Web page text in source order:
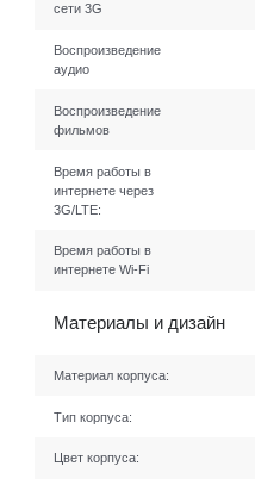
сети 3G
Воспроизведение
аудио
Воспроизведение
фильмов
Время работы в
интернете через
3G/LTE:
Время работы в
интернете Wi-Fi
Материалы и дизайн
Материал корпуса:
Тип корпуса:
Цвет корпуса: